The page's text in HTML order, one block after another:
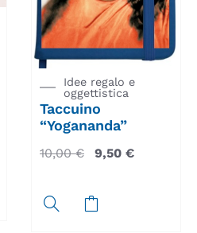
Idee regalo e
oggettistica
Taccuino
“Yogananda”
10,00€ 9,50 €